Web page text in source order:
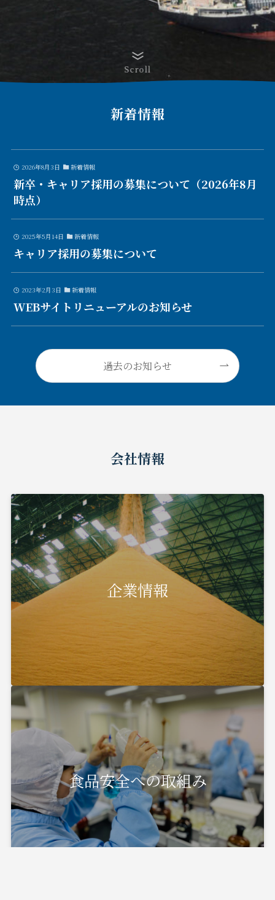
Scroll
新着情報
2026年8月3日 新着情報
新卒・キャリア採用の募集について（2026年8月
時点）
2025年5月14日 新着情報
キャリア採用の募集について
2023年2月3日 新着情報
WEBサイトリニューアルのお知らせ
過去のお知らせ
会社情報
企業情報
食品安全への取組み